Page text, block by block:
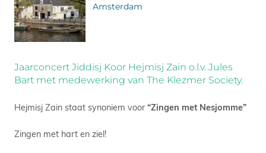
Amsterdam
Jaarconcert Jiddisj Koor Hejmisj Zain o.l.v. Jules
Bart met medewerking van The Klezmer Society.
Hejmisj Zain staat synoniem voor“Zingen met Nesjomme”
Zingen met hart en ziel!